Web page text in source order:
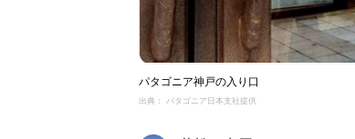
パタゴニア神戸の入り口
出典： パタゴニア日本支社提供